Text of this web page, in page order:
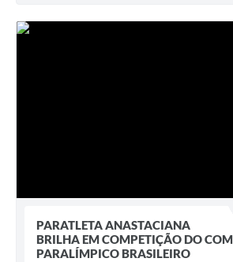
PARATLETA ANASTACIANA
BRILHA EM COMPETIÇÃO DO
PARALÍMPICO BRASILEIRO